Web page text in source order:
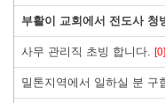
부활이 교회에서 전도사 청
사무 관리직 초빙 합니다. [0]
밀톤지역에서 일하실 분 구